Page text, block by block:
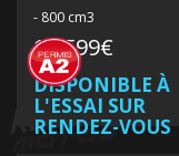
- 800 cm3
10 599€
DISPONIBLE À
L'ESSAI SUR
RENDEZ-VOUS